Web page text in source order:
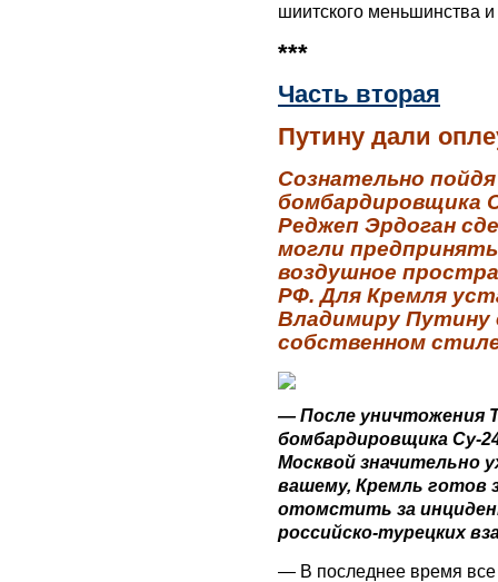
шиитского меньшинства
***
Часть вторая
Путину дали
Сознательно
бомбардировщика
Реджеп Эрдоган
могли
воздушное
РФ. Для Кремля
Владимиру Путину
собственном
— После уничтожения
бомбардировщика Су-
Москвой значительно
вашему, Кремль готов
отомстить за
российско-турецких
— В последнее время все